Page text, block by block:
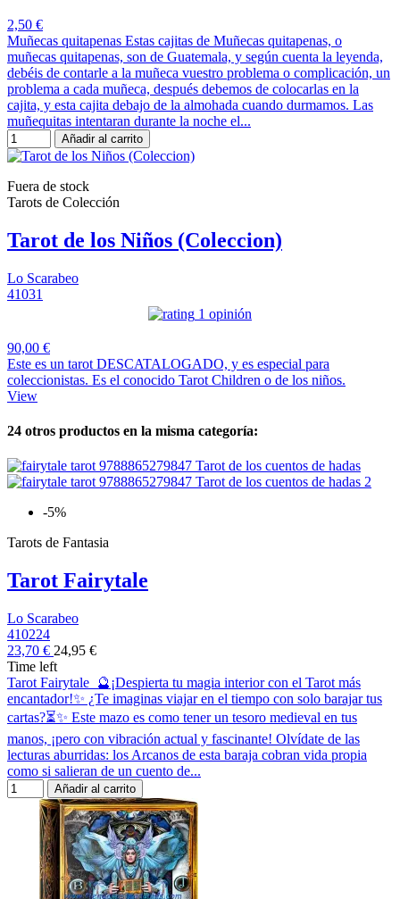
2,50 €
Muñecas quitapenas Estas cajitas de Muñecas quitapenas, o
muñecas quitapenas, son de Guatemala, y según cuenta la leyenda,
debéis de contarle a la muñeca vuestro problema o complicación, un
problema a cada muñeca, después debemos de colocarlas en la
cajita, y esta cajita debajo de la almohada cuando durmamos. Las
muñequitas intentaran durante la noche el...
Añadir al carrito
Fuera de stock
Tarots de Colección
Tarot de los Niños (Coleccion)
Lo Scarabeo
41031
1 opinión
90,00 €
Este es un tarot DESCATALOGADO, y es especial para
coleccionistas. Es el conocido Tarot Children o de los niños.
View
24 otros productos en la misma categoría:
-5%
Tarots de Fantasia
Tarot Fairytale
Lo Scarabeo
410224
23,70 € 24,95 €
Time left
Tarot Fairytale 🔮¡Despierta tu magia interior con el Tarot más
encantador!✨ ¿Te imaginas viajar en el tiempo con solo barajar tus
cartas?⏳✨ Este mazo es como tener un tesoro medieval en tus
manos, ¡pero con vibración actual y fascinante! Olvídate de las
lecturas aburridas: los Arcanos de esta baraja cobran vida propia
como si salieran de un cuento de...
Añadir al carrito